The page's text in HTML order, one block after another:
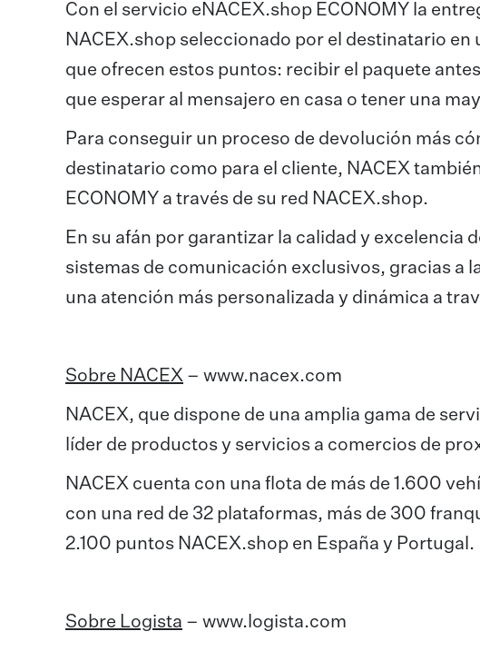
Con el servicio eNACEX.shop ECONOMY la
NACEX.shop seleccionado por el destinatario
que ofrecen estos puntos: recibir el paquete
que esperar al mensajero en casa o tener una
Para conseguir un proceso de devolución más
destinatario como para el cliente, NACEX
ECONOMY a través de su red NACEX.shop.
En su afán por garantizar la calidad y excelencia
sistemas de comunicación exclusivos, gracias a
una atención más personalizada y dinámica a
Sobre NACEX – www.nacex.com
NACEX, que dispone de una amplia gama de
líder de productos y servicios a comercios de
NACEX cuenta con una flota de más de 1.600
con una red de 32 plataformas, más de 300
2.100 puntos NACEX.shop en España y Portugal.
Sobre Logista – www.logista.com